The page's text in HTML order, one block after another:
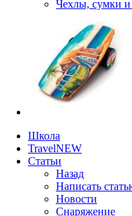
Чехлы, сумки и
Школа
TravelNEW
Статьи
Назад
Написать
Новости
Снаряжение